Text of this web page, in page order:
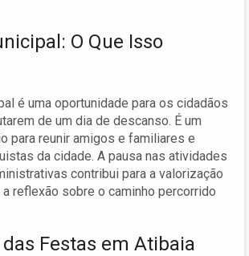
O Que Isso
é uma oportunidade para os cidadãos
de um dia de descanso. É um
para reunir amigos e familiares e
da cidade. A pausa nas atividades
contribui para a valorização
reflexão sobre o caminho percorrido
Festas em Atibaia